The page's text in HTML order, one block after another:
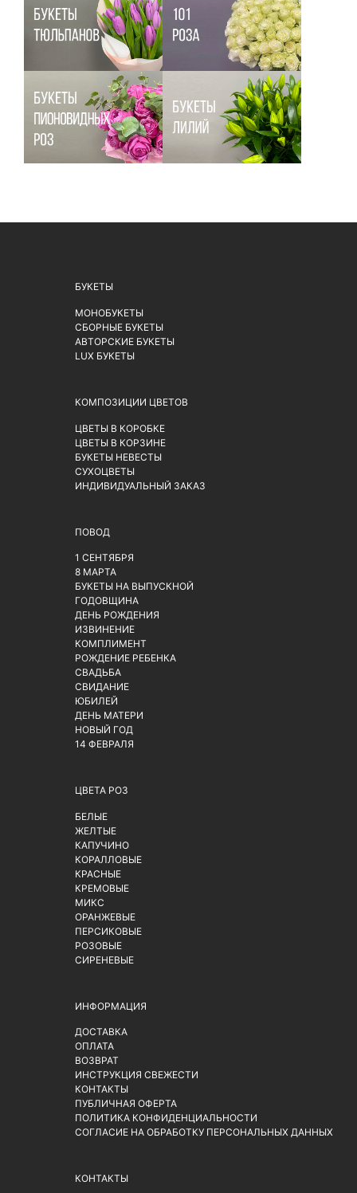
БУКЕТЫ
МОНОБУКЕТЫ
СБОРНЫЕ БУКЕТЫ
АВТОРСКИЕ БУКЕТЫ
LUX БУКЕТЫ
КОМПОЗИЦИИ ЦВЕТОВ
ЦВЕТЫ В КОРОБКЕ
ЦВЕТЫ В КОРЗИНЕ
БУКЕТЫ НЕВЕСТЫ
СУХОЦВЕТЫ
ИНДИВИДУАЛЬНЫЙ ЗАКАЗ
ПОВОД
1 СЕНТЯБРЯ
8 МАРТА
БУКЕТЫ НА ВЫПУСКНОЙ
ГОДОВЩИНА
ДЕНЬ РОЖДЕНИЯ
ИЗВИНЕНИЕ
КОМПЛИМЕНТ
РОЖДЕНИЕ РЕБЕНКА
СВАДЬБА
СВИДАНИЕ
ЮБИЛЕЙ
ДЕНЬ МАТЕРИ
НОВЫЙ ГОД
14 ФЕВРАЛЯ
ЦВЕТА РОЗ
БЕЛЫЕ
ЖЕЛТЫЕ
КАПУЧИНО
КОРАЛЛОВЫЕ
КРАСНЫЕ
КРЕМОВЫЕ
МИКС
ОРАНЖЕВЫЕ
ПЕРСИКОВЫЕ
РОЗОВЫЕ
СИРЕНЕВЫЕ
ИНФОРМАЦИЯ
ДОСТАВКА
ОПЛАТА
ВОЗВРАТ
ИНСТРУКЦИЯ СВЕЖЕСТИ
КОНТАКТЫ
ПУБЛИЧНАЯ ОФЕРТА
ПОЛИТИКА КОНФИДЕНЦИАЛЬНОСТИ
СОГЛАСИЕ НА ОБРАБОТКУ ПЕРСОНАЛЬНЫХ ДАННЫХ
КОНТАКТЫ